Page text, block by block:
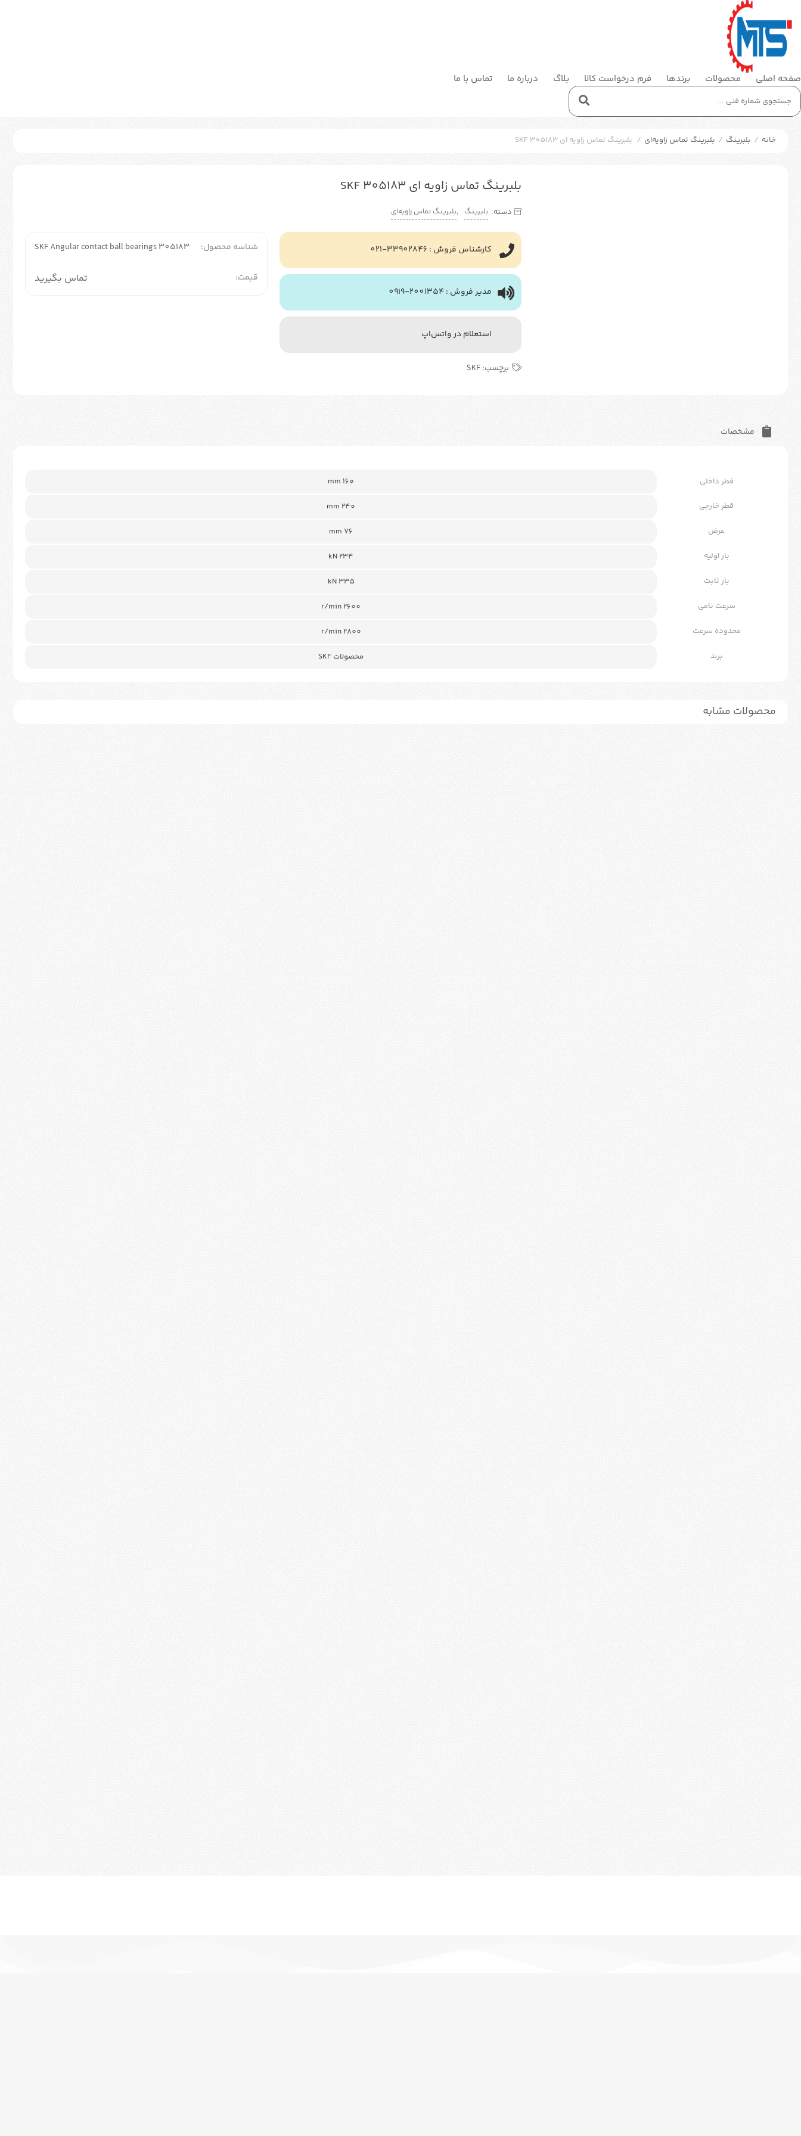
صفحه اصلی محصولات برندها فرم درخواست کالا بلاگ درباره ما تماس با ما
خانه / بلبرینگ / بلبرینگ تماس زاویه‌ای / بلبرینگ تماس زاویه ای SKF 305183
بلبرینگ تماس زاویه ای SKF 305183
دسته: بلبرینگ ,بلبرینگ تماس زاویه‌ای
کارشناس فروش : 33902846-021
مدیر فروش : 2001354-0919
استعلام در واتس‌اپ
برچسب:SKF
شناسه محصول: SKF Angular contact ball bearings 305183
قیمت: تماس بگیرید
مشخصات
قطر داخلی 160 mm
قطر خارجی 240 mm
عرض 76 mm
بار اولیه 234 kN
بار ثابت 335 kN
سرعت نامی r/min 2600
محدوده سرعت r/min 2800
برند محصولات SKF
محصولات مشابه